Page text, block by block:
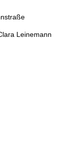
Leinemann